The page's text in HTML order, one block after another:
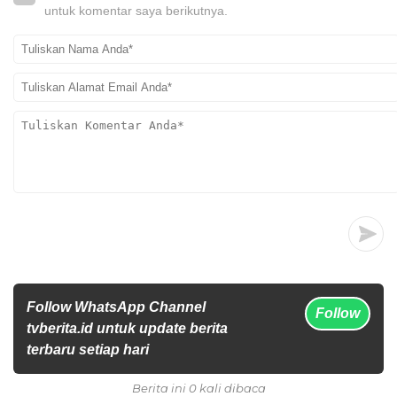
untuk komentar saya berikutnya.
Follow WhatsApp Channel
tvberita.id untuk update berita
terbaru setiap hari
Follow
Berita ini 0 kali dibaca